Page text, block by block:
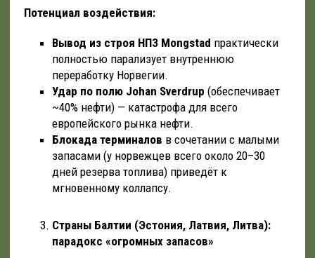
Потенциал воздействия:
Вывод из строя НПЗ Mongstad практически
полностью парализует внутреннюю
переработку Норвегии.
Удар по полю Johan Sverdrup (обеспечивает
~40% нефти) — катастрофа для всего
европейского рынка нефти.
Блокада терминалов в сочетании с малыми
запасами (у норвежцев всего около 20–30
дней резерва топлива) приведёт к
мгновенному коллапсу.
Страны Балтии (Эстония, Латвия, Литва):
парадокс «огромных запасов»